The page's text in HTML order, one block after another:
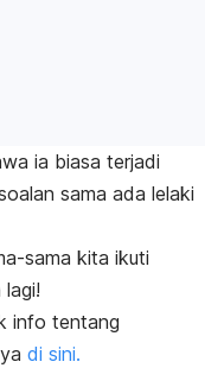
ia biasa terjadi
sama ada lelaki
sama kita ikuti
info tentang
di sini.